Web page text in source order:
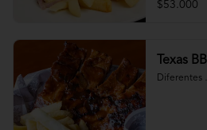
$53.000
Texas
Diferentes